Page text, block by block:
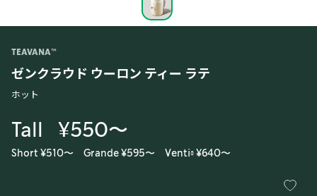
TEAVANA™
ゼンクラウド ウーロン ティー ラテ
ホット
Tall ¥550〜
Short ¥510〜 Grande ¥595〜 Venti® ¥640〜